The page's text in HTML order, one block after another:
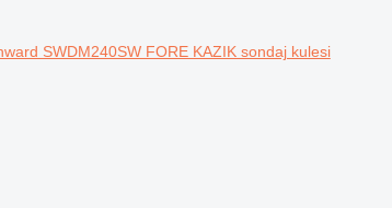
SWDM240SW FORE KAZIK sondaj kulesi